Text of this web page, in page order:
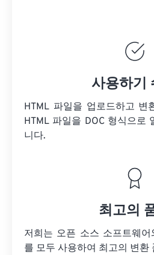
사용하기
HTML 파일을 업로드하고 변
HTML 파일을 DOC 형식으로
니다.
최고의
저희는 오픈 소스 소프트웨
를 모두 사용하여 최고의 변환